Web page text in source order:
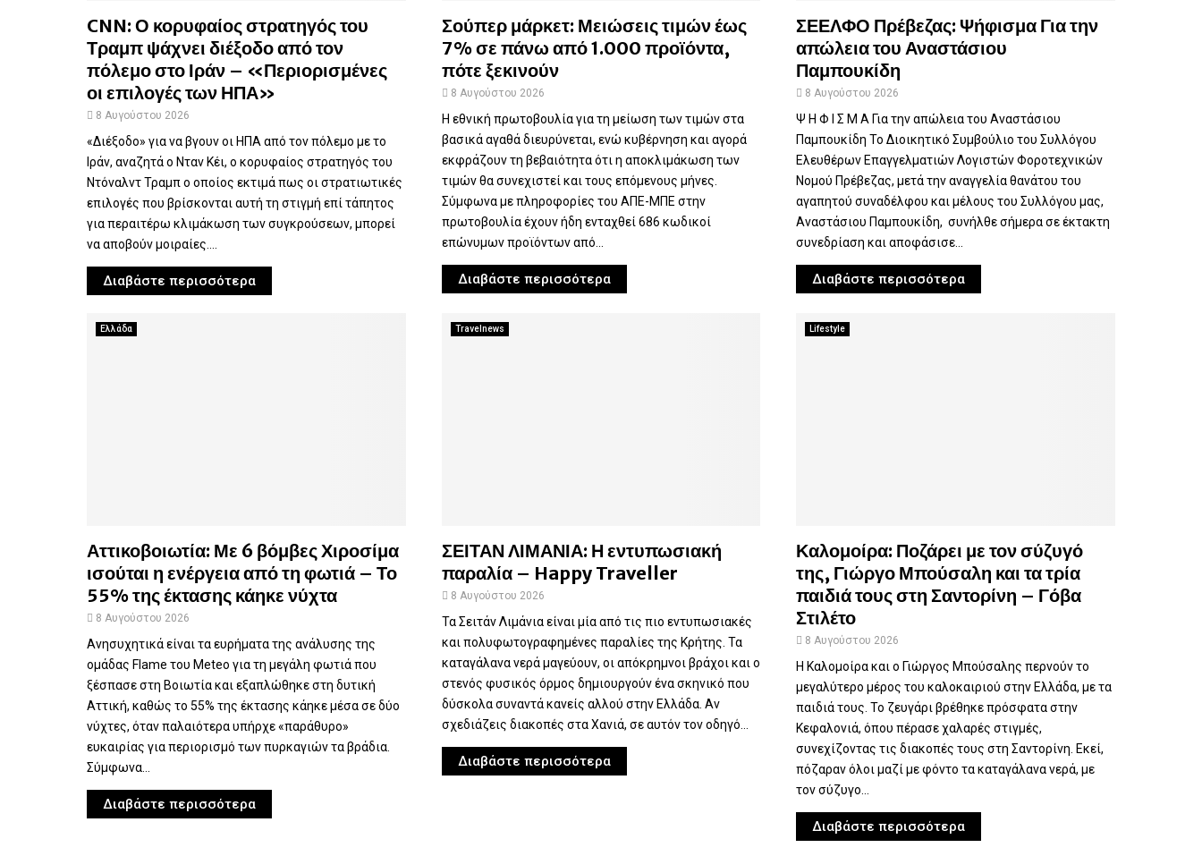
CNN: Ο κορυφαίος στρατηγός του
Τραμπ ψάχνει διέξοδο από τον
πόλεμο στο Ιράν – «Περιορισμένες
οι επιλογές των ΗΠΑ»
8 Αυγούστου 2026
«Διέξοδο» για να βγουν οι ΗΠΑ από τον πόλεμο με το
Ιράν, αναζητά ο Νταν Κέι, ο κορυφαίος στρατηγός του
Ντόναλντ Τραμπ ο οποίος εκτιμά πως οι στρατιωτικές
επιλογές που βρίσκονται αυτή τη στιγμή επί τάπητος
για περαιτέρω κλιμάκωση των συγκρούσεων, μπορεί
να αποβούν μοιραίες....
Διαβάστε περισσότερα
Σούπερ μάρκετ: Μειώσεις τιμών έως
7% σε πάνω από 1.000 προϊόντα,
πότε ξεκινούν
8 Αυγούστου 2026
Η εθνική πρωτοβουλία για τη μείωση των τιμών στα
βασικά αγαθά διευρύνεται, ενώ κυβέρνηση και αγορά
εκφράζουν τη βεβαιότητα ότι η αποκλιμάκωση των
τιμών θα συνεχιστεί και τους επόμενους μήνες.
Σύμφωνα με πληροφορίες του ΑΠΕ-ΜΠΕ στην
πρωτοβουλία έχουν ήδη ενταχθεί 686 κωδικοί
επώνυμων προϊόντων από...
Διαβάστε περισσότερα
ΣΕΕΛΦΟ Πρέβεζας: Ψήφισμα Για την
απώλεια του Αναστάσιου
Παμπουκίδη
8 Αυγούστου 2026
Ψ Η Φ Ι Σ Μ Α Για την απώλεια του Αναστάσιου
Παμπουκίδη Το Διοικητικό Συμβούλιο του Συλλόγου
Ελευθέρων Επαγγελματιών Λογιστών Φοροτεχνικών
Νομού Πρέβεζας, μετά την αναγγελία θανάτου του
αγαπητού συναδέλφου και μέλους του Συλλόγου μας,
Αναστάσιου Παμπουκίδη, συνήλθε σήμερα σε έκτακτη
συνεδρίαση και αποφάσισε...
Διαβάστε περισσότερα
Eλλάδα
Αττικοβοιωτία: Με 6 βόμβες Χιροσίμα
ισούται η ενέργεια από τη φωτιά – Το
55% της έκτασης κάηκε νύχτα
8 Αυγούστου 2026
Ανησυχητικά είναι τα ευρήματα της ανάλυσης της
ομάδας Flame του Meteo για τη μεγάλη φωτιά που
ξέσπασε στη Βοιωτία και εξαπλώθηκε στη δυτική
Αττική, καθώς το 55% της έκτασης κάηκε μέσα σε δύο
νύχτες, όταν παλαιότερα υπήρχε «παράθυρο»
ευκαιρίας για περιορισμό των πυρκαγιών τα βράδια.
Σύμφωνα...
Διαβάστε περισσότερα
Travelnews
ΣΕΙΤΑΝ ΛΙΜΑΝΙΑ: Η εντυπωσιακή
παραλία – Happy Traveller
8 Αυγούστου 2026
Τα Σειτάν Λιμάνια είναι μία από τις πιο εντυπωσιακές
και πολυφωτογραφημένες παραλίες της Κρήτης. Τα
καταγάλανα νερά μαγεύουν, οι απόκρημνοι βράχοι και ο
στενός φυσικός όρμος δημιουργούν ένα σκηνικό που
δύσκολα συναντά κανείς αλλού στην Ελλάδα. Αν
σχεδιάζεις διακοπές στα Χανιά, σε αυτόν τον οδηγό...
Διαβάστε περισσότερα
Lifestyle
Καλομοίρα: Ποζάρει με τον σύζυγό
της, Γιώργο Μπούσαλη και τα τρία
παιδιά τους στη Σαντορίνη – Γόβα
Στιλέτο
8 Αυγούστου 2026
Η Καλομοίρα και ο Γιώργος Μπούσαλης περνούν το
μεγαλύτερο μέρος του καλοκαιριού στην Ελλάδα, με τα
παιδιά τους. Το ζευγάρι βρέθηκε πρόσφατα στην
Κεφαλονιά, όπου πέρασε χαλαρές στιγμές,
συνεχίζοντας τις διακοπές τους στη Σαντορίνη. Εκεί,
πόζαραν όλοι μαζί με φόντο τα καταγάλανα νερά, με
τον σύζυγο...
Διαβάστε περισσότερα